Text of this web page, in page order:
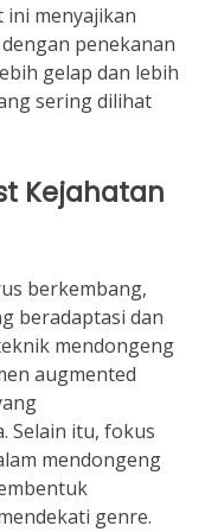
ini menyajikan
penekanan
gelap dan lebih
sering dilihat
Kejahatan
berkembang,
beradaptasi dan
mendongeng
augmented
Selain itu, fokus
mendongeng
genre.